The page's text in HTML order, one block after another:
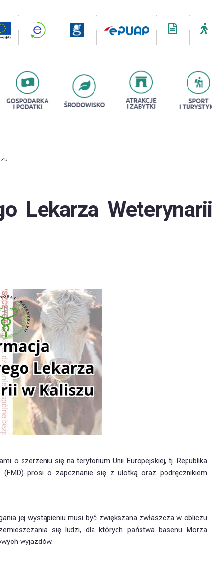
Lekarza Weterynarii
o szerzeniu się na terytorium Unii Europejskiej, tj. Republika
(FMD) prosi o zapoznanie się z ulotką oraz podręcznikiem
jej wystąpieniu musi być zwiększana zwłaszcza w obliczu
się ludzi, dla których państwa basenu Morza
wyjazdów.